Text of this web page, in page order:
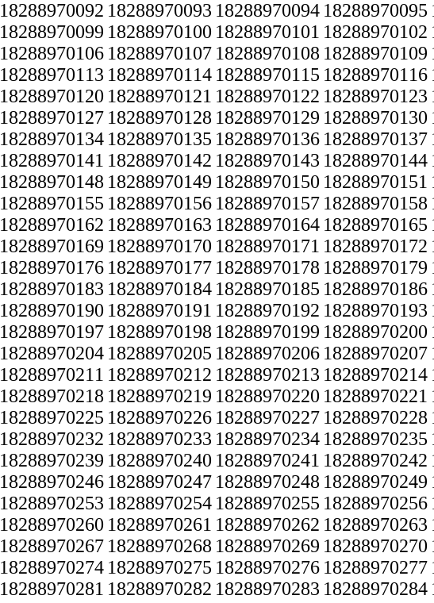
18288970092 18288970093 18288970094 18288970095
18288970099 18288970100 18288970101 18288970102
18288970106 18288970107 18288970108 18288970109
18288970113 18288970114 18288970115 18288970116
18288970120 18288970121 18288970122 18288970123
18288970127 18288970128 18288970129 18288970130
18288970134 18288970135 18288970136 18288970137
18288970141 18288970142 18288970143 18288970144
18288970148 18288970149 18288970150 18288970151
18288970155 18288970156 18288970157 18288970158
18288970162 18288970163 18288970164 18288970165
18288970169 18288970170 18288970171 18288970172
18288970176 18288970177 18288970178 18288970179
18288970183 18288970184 18288970185 18288970186
18288970190 18288970191 18288970192 18288970193
18288970197 18288970198 18288970199 18288970200
18288970204 18288970205 18288970206 18288970207
18288970211 18288970212 18288970213 18288970214
18288970218 18288970219 18288970220 18288970221
18288970225 18288970226 18288970227 18288970228
18288970232 18288970233 18288970234 18288970235
18288970239 18288970240 18288970241 18288970242
18288970246 18288970247 18288970248 18288970249
18288970253 18288970254 18288970255 18288970256
18288970260 18288970261 18288970262 18288970263
18288970267 18288970268 18288970269 18288970270
18288970274 18288970275 18288970276 18288970277
18288970281 18288970282 18288970283 18288970284